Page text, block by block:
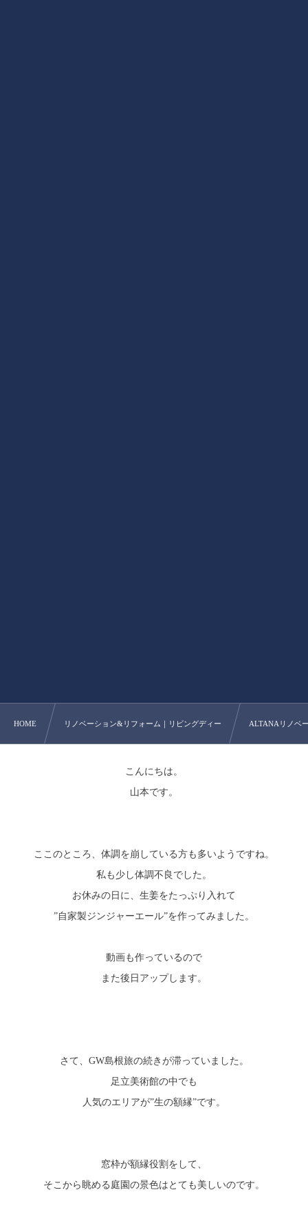
HOME リノベーション&リフォーム｜リビングディー ALTANAリノベ
こんにちは。
山本です。
ここのところ、体調を崩している方も多いようですね。
私も少し体調不良でした。
お休みの日に、生姜をたっぷり入れて
”自家製ジンジャーエール”を作ってみました。
動画も作っているので
また後日アップします。
さて、GW島根旅の続きが滞っていました。
足立美術館の中でも
人気のエリアが”生の額縁”です。
窓枠が額縁役割をして、
そこから眺める庭園の景色はとても美しいのです。